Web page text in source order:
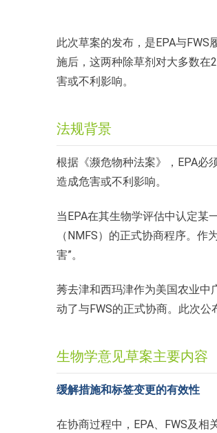
此次草案的发布，是EPA与
施后，这两种除草剂对大多数在
害或不利影响。
法规背景
根据《濒危物种法案》，EPA必
造成危害或不利影响。
当EPA在其生物学评估中认定某
（NMFS）的正式协商程序。
害”。
莠去津和西玛津作为美国农业中
动了与FWS的正式协商。此次公
生物学意见草案主要内容
缓解措施和标签变更的有效性
在协商过程中，EPA、FWS及